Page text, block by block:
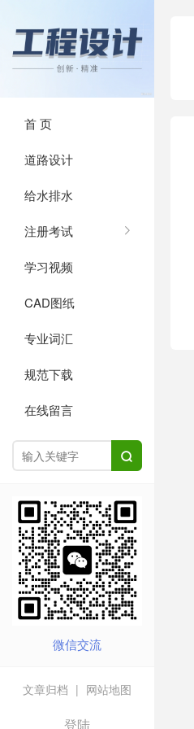
首 页
道路设计
给水排水
注册考试
学习视频
CAD图纸
专业词汇
规范下载
在线留言

微信交流
文章归档 | 网站地图
登陆